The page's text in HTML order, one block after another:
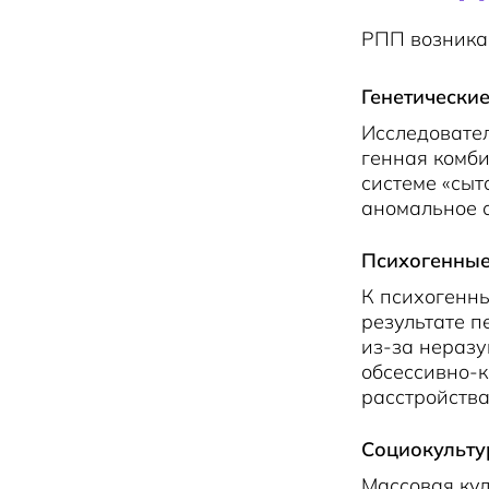
РПП
Генетические
генная
системе
аномальное
К
результате
из-за
обсессивно-